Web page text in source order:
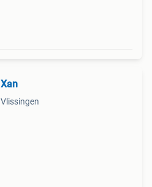
Xan
Vlissingen